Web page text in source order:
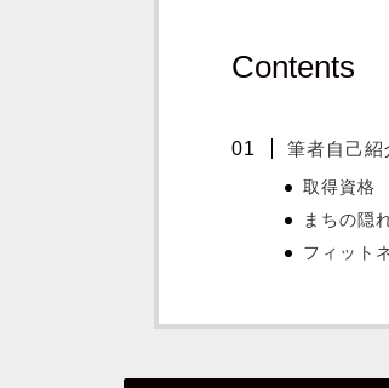
Contents
筆者自己紹
取得資格
まちの隠
フィット